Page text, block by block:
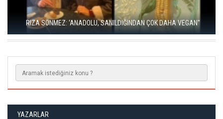
RIZA SÖNMEZ: ‘ANADOLU, SANILDIĞINDAN ÇOK DAHA VEGAN"
YAZARLAR